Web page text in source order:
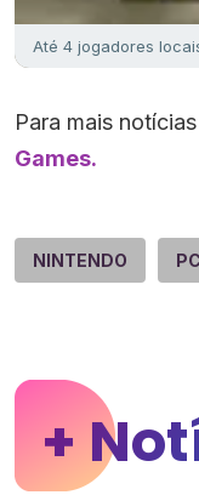
Até 4 jogadores
Para mais
Games.
NINTENDO PC
+